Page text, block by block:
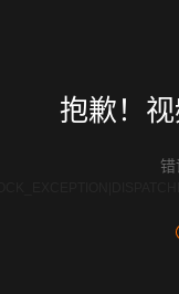
抱歉！